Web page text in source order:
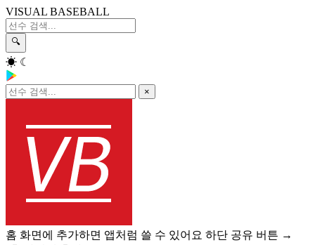
VISUAL BASEBALL
🔍
☀ ☾
×
홈 화면에 추가하면 앱처럼 쓸 수 있어요 하단 공유 버튼 →